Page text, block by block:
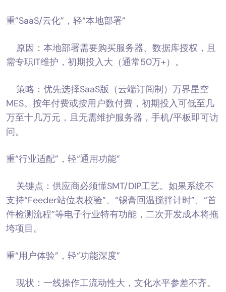
重”SaaS/云化”，轻“本地部署”
原因：本地部署需要购买服务器、数据库授权，且
需专职IT维护，初期投入大（通常50万+）。
策略：优先选择SaaS版（云端订阅制）万界星空
MES。按年付费或按用户数付费，初期投入可低至几
万至十几万元，且无需维护服务器，手机/平板即可访
问。
重“行业适配”，轻“通用功能”
关键点：供应商必须懂SMT/DIP工艺。如果系统不
支持“Feeder站位表校验”、“锡膏回温搅拌计时”、“首
件检测流程”等电子行业特有功能，二次开发成本将拖
垮项目。
重“用户体验”，轻“功能深度”
现状：一线操作工流动性大，文化水平参差不齐。